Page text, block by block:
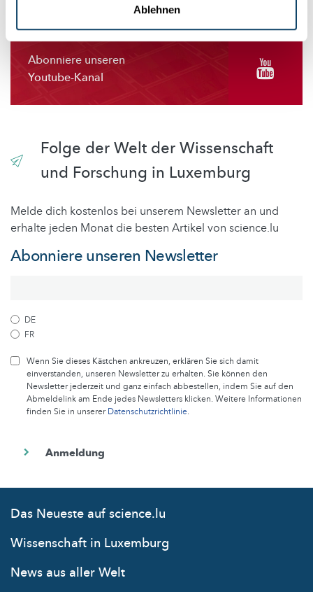
Ablehnen
Abonniere unseren
Youtube-Kanal
Folge der Welt der Wissenschaft
und Forschung in Luxemburg
Melde dich kostenlos bei unserem Newsletter an und
erhalte jeden Monat die besten Artikel von science.lu
Abonniere unseren Newsletter
DE
FR
Wenn Sie dieses Kästchen ankreuzen, erklären Sie sich damit
einverstanden, unseren Newsletter zu erhalten. Sie können den
Newsletter jederzeit und ganz einfach abbestellen, indem Sie auf den
Abmeldelink am Ende jedes Newsletters klicken. Weitere Informationen
finden Sie in unsererDatenschutzrichtlinie.
Das Neueste auf science.lu
Wissenschaft in Luxemburg
News aus aller Welt